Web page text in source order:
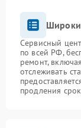
Сервисный
по всей РФ,
ремонт,
отслеживать
продления